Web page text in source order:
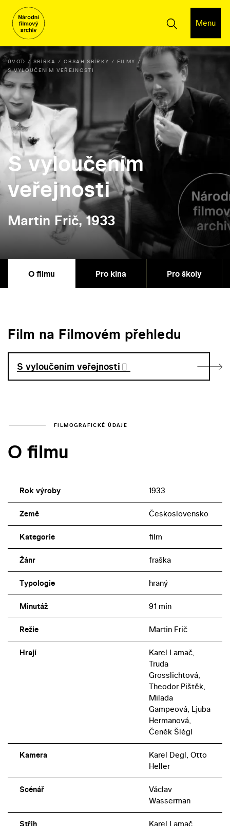
Menu
ÚVOD SBÍRKA OBSAH SBÍRKY
FILMY
S VYLOUČENÍM VEŘEJNOSTI
S vyloučením
veřejnosti
Martin Frič, 1933
O filmu Pro kina Pro školy
Film na Filmovém přehledu
S vyloučením veřejnosti
FILMOGRAFICKÉ ÚDAJE
O filmu
Rok výroby 1933
Země Československo
Kategorie film
Žánr fraška
Typologie hraný
Minutáž 91 min
Režie Martin Frič
Hrají
Karel Lamač,
Truda
Grosslichtová,
Theodor Pištěk,
Milada
Gampeová, Ljuba
Hermanová,
Čeněk Šlégl
Kamera
Karel Degl, Otto
Heller
Scénář
Václav
Wasserman
Střih Karel Lamač